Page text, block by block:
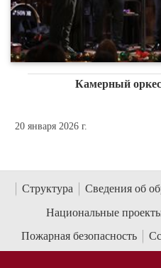
Камерный
20 января 2026 г.
Структура
Сведения об
Национальные
Пожарная безопасность